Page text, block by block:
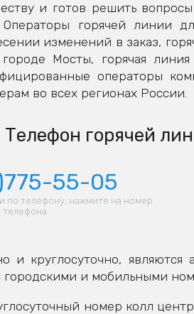
и готов решить
горячей линии
изменений в заказ,
Мосты, горячая линия
операторы
во всех регионах России.
горячей
55-05
по телефону, нажмите на номер
телефона
круглосуточно, являются
и мобильными
номер колл